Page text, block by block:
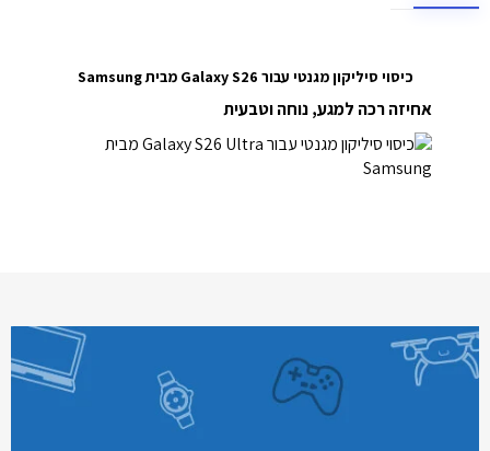
כיסוי סיליקון מגנטי עבור Galaxy S26 מבית Samsung
אחיזה רכה למגע, נוחה וטבעית